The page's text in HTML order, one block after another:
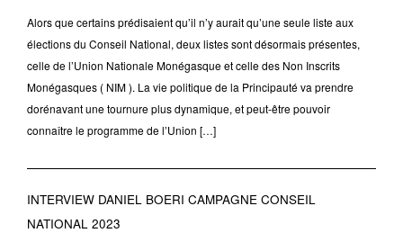
Alors que certains prédisaient qu’il n’y aurait qu’une seule liste aux
élections du Conseil National, deux listes sont désormais présentes,
celle de l’Union Nationale Monégasque et celle des Non Inscrits
Monégasques ( NIM ). La vie politique de la Principauté va prendre
dorénavant une tournure plus dynamique, et peut-être pouvoir
connaître le programme de l’Union […]
INTERVIEW DANIEL BOERI CAMPAGNE CONSEIL
NATIONAL 2023